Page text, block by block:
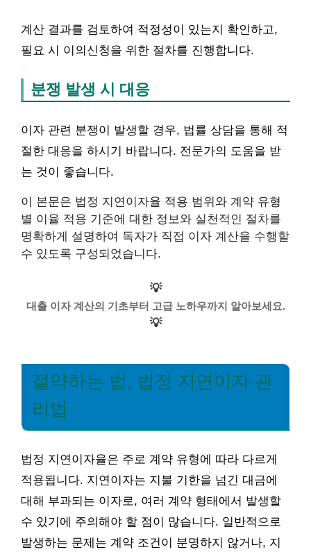
계산 결과를 검토하여 적정성이 있는지 확인하고,
필요 시 이의신청을 위한 절차를 진행합니다.
분쟁 발생 시 대응
이자 관련 분쟁이 발생할 경우, 법률 상담을 통해 적
절한 대응을 하시기 바랍니다. 전문가의 도움을 받
는 것이 좋습니다.
이 본문은 법정 지연이자율 적용 범위와 계약 유형
별 이율 적용 기준에 대한 정보와 실천적인 절차를
명확하게 설명하여 독자가 직접 이자 계산을 수행할
수 있도록 구성되었습니다.
💡
대출 이자 계산의 기초부터 고급 노하우까지 알아보세요.
💡
절약하는 법, 법정 지연이자 관
리법
법정 지연이자율은 주로 계약 유형에 따라 다르게
적용됩니다. 지연이자는 지불 기한을 넘긴 대금에
대해 부과되는 이자로, 여러 계약 형태에서 발생할
수 있기에 주의해야 할 점이 많습니다. 일반적으로
발생하는 문제는 계약 조건이 분명하지 않거나, 지